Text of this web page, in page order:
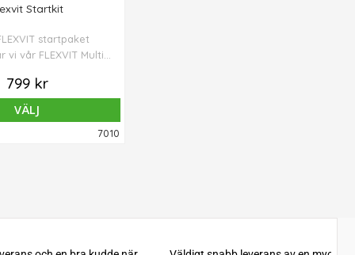
Startkit
startpaket
vi vår FLEXVIT Multi,
i ett paket - som
för att starta
med elastiska
799 kr
VÄLJ
7010